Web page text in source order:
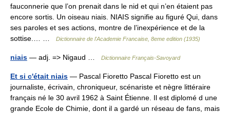
fauconnerie que l’on prenait dans le nid et qui n’en étaient pas
encore sortis. Un oiseau niais. NIAIS signifie au figuré Qui, dans
ses paroles et ses actions, montre de l’inexpérience et de la
sottise.… …
Dictionnaire de l'Academie Francaise, 8eme edition (1935)
niais — adj. => Nigaud … Dictionnaire Français-Savoyard
Et si c'était niais — Pascal Fioretto Pascal Fioretto est un
journaliste, écrivain, chroniqueur, scénariste et nègre littéraire
français né le 30 avril 1962 à Saint Étienne. Il est diplomé d une
grande Ecole de Chimie, dont il a gardé un réseau de fans, mais